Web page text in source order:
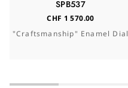
SPB537
CHF 1 570.00
"Craftsmanship" Enamel Dial